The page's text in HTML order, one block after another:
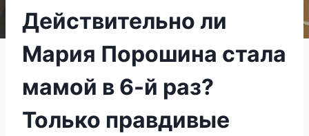
Действительно ли
Мария Порошина стала
мамой в 6-й раз?
Только правдивые